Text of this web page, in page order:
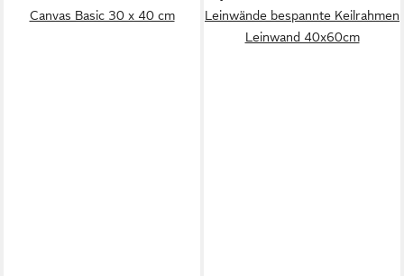
Canvas Basic 30 x 40 cm
Leinwände bespannte Keilrahmen
Leinwand 40x60cm